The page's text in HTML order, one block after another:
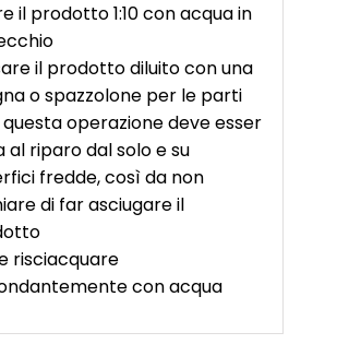
il prodotto 1:10 con acqua in
il prodotto diluito con una
o spazzolone per le parti
operazione deve esser
al riparo dal solo e su
fredde, così da non
di far asciugare il
risciacquare
con acqua